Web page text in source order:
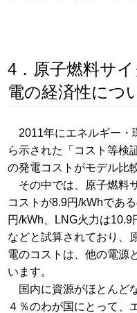
4．原子燃料サ
電の経済性につ
2011年にエネルギー
ら示された「コスト等検
の発電コストがモデル比
その中では、原子燃料
コストが8.9円/kWhであ
円/kWh、LNG火力は
などと試算されており、
電のコストは、他の電源
います。
国内に資源がほとんど
４％のわが国にとって、